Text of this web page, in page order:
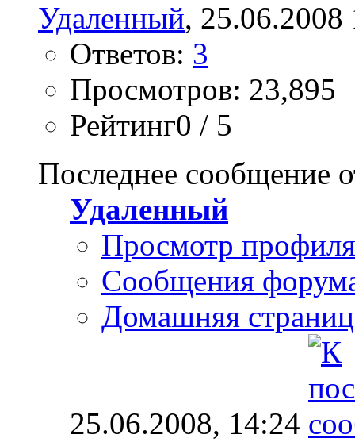
Удаленный, 25.06.2008
Ответов: 3
Просмотров: 23,895
Рейтинг0 / 5
Последнее сообщение
Удаленный
Просмотр профиля
Сообщения
Домашняя
25.06.2008, 14:24